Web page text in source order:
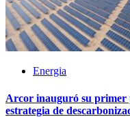
Energia
Arcor inauguró su primer
estrategia de